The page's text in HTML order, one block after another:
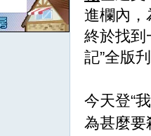
進欄內，
終於找到
記”全版
今天登“
為甚麼要